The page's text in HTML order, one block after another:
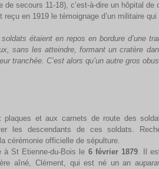
secours 11-18), c’est-à-dire un hôpital de
reçu en 1919 le témoignage d’un militaire
étaient en repos en bordure d’une
sans les atteindre, formant un cratère
tranchée. C’est alors qu’un autre gros
»
pendant 90 ans !
et aux carnets de route des
les descendants de ces soldats.
cérémonie officielle de sépulture.
à St Etienne-du-Bois le 6 février 1879. Il
aîné, Clément, qui est né un an